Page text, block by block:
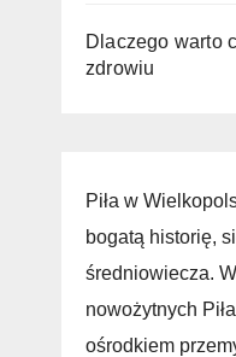
Dlaczego warto
zdrowiu
Piła w
bogatą historię,
średniowiecza.
nowożytnych
ośrodkiem